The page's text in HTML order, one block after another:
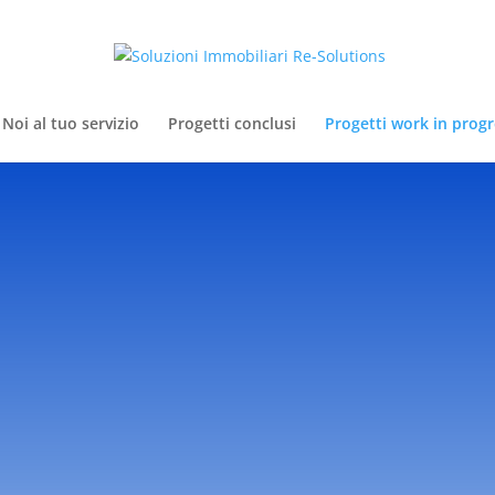
Noi al tuo servizio Progetti conclusi Progetti work in